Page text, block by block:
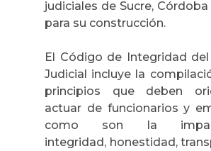
judiciales de Sucre,
para su construcción.
El Código de Integridad del
Judicial incluye la
principios que deben
actuar de funcionarios y
como son la
integridad, honestidad,